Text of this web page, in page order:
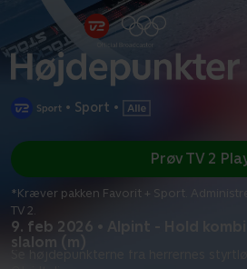
• Sport •
9. feb 2026 • Alpint - Hold
slalom (m)
Prøv TV 2
*Kræver pakken Favorit + Sport.
TV 2.